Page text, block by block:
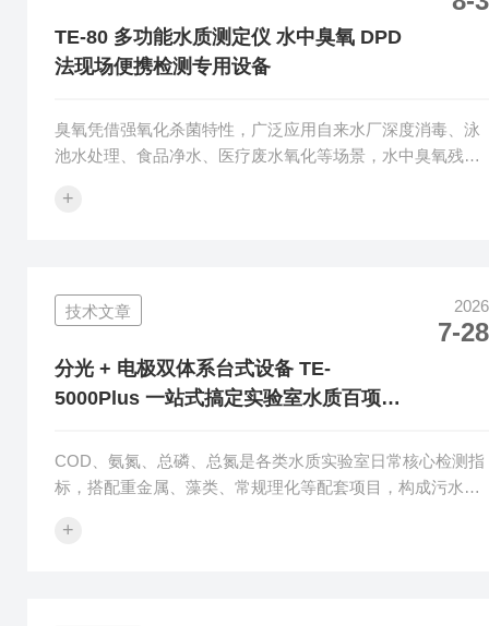
域，天尔各地域业务负责人联合本地经销商深入养殖园区、
渔业服务...
TE-80 多功能水质测定仪 水中臭氧 DPD
法现场便携检测专用设备
臭氧凭借强氧化杀菌特性，广泛应用自来水厂深度消毒、泳
池水处理、食品净水、医疗废水氧化等场景，水中臭氧残留
消杀，过量臭氧易腐蚀管路、生成溴酸盐等消毒副产物，行
操、数据稳定、户外适配的突出优势，成为水务、食品、泳
池运维、第三方检测机构主流现场监测设备。面向全国水
厂、饮品企...
+
技术文章 2026
7-28
分光 + 电极双体系台式设备 TE-
5000Plus 一站式搞定实验室水质百项指
COD、氨氮、总磷、总氮是各类水质实验室日常核心检测指
标，搭配重金属、藻类、常规理化等配套项目，构成污水、
测设备操作繁琐、仪器分散、样品处理效率偏低，难以满足
+